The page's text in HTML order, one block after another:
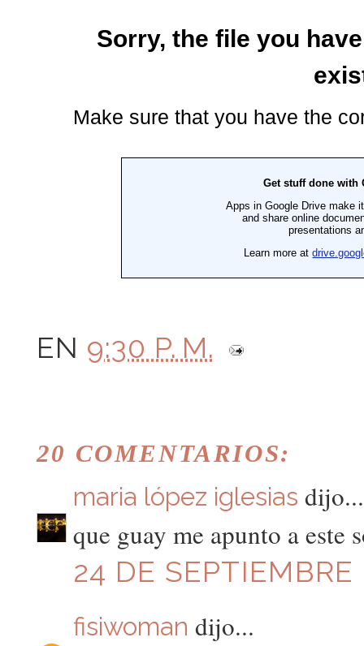
EN 9:30 P. M.
20 COMENTARIOS:
maria lópez iglesias dijo...
que guay me apunto a este
24 DE
fisiwoman dijo...